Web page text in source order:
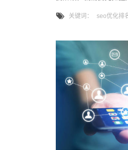
网站的流量来源分为
部分组成的。从网站
期。 1. 网站爬行期一
爬。一般来说，两者
然，也有可能网站
关键词： seo优化排